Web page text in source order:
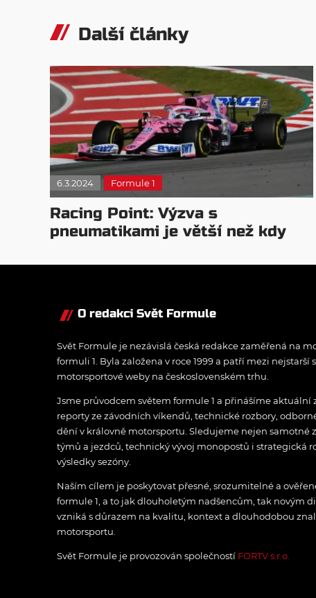
Další články
6.3.2024 Formule 1
Racing Point: Výzva s
pneumatikami je větší než kdy
O redakci Svět Formule
Svět Formule je nezávislá česká redakce zaměřená na
formuli 1. Byla založena v roce 1999 a patří mezi nejstarší
motorsportové weby na československém trhu.
Jsme průvodcem světem formule 1 a přinášíme aktuální
reporty ze závodních víkendů, technické rozbory,
dění v královně motorsportu. Sledujeme nejen samotné
týmů a jezdců, technický vývoj monopostů i strategická
výsledky sezóny.
Naším cílem je poskytovat přesné, srozumitelné a
formule 1, a to jak dlouholetým nadšencům, tak novým
vzniká s důrazem na kvalitu, kontext a dlouhodobou
motorsportu.
Svět Formule je provozován společností FORTV s.r.o.